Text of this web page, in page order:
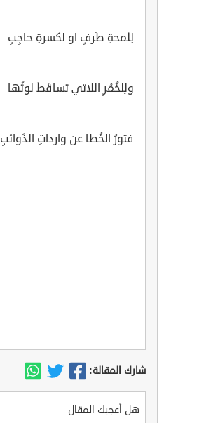
لِلَمحةِ طَرفٍ او لكسرةِ حاجِبِ
ولِلخُمُرِ اللاتي تساقَطَ لوثُها
فتورُ الخُطا عن وارداتِ الذَوائبِ
شارك المقالة:
هل أعجبك المقال